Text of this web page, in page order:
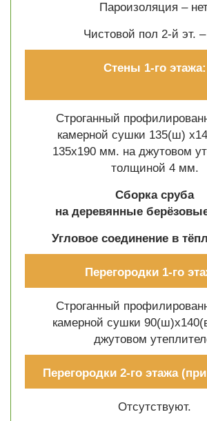
Пароизоляция –
Чистовой пол 2-й эт. –
Стены 1-го этажа:
Строганный
камерной сушки 135(ш)
135х190 мм. на джутовом
толщиной 4 мм.
Сборка сруба
на деревянные
Угловое соединение в
Перегородки 1-го
Строганный
камерной сушки
джутовом
Перегородки 2-го этажа
Отсутствуют.